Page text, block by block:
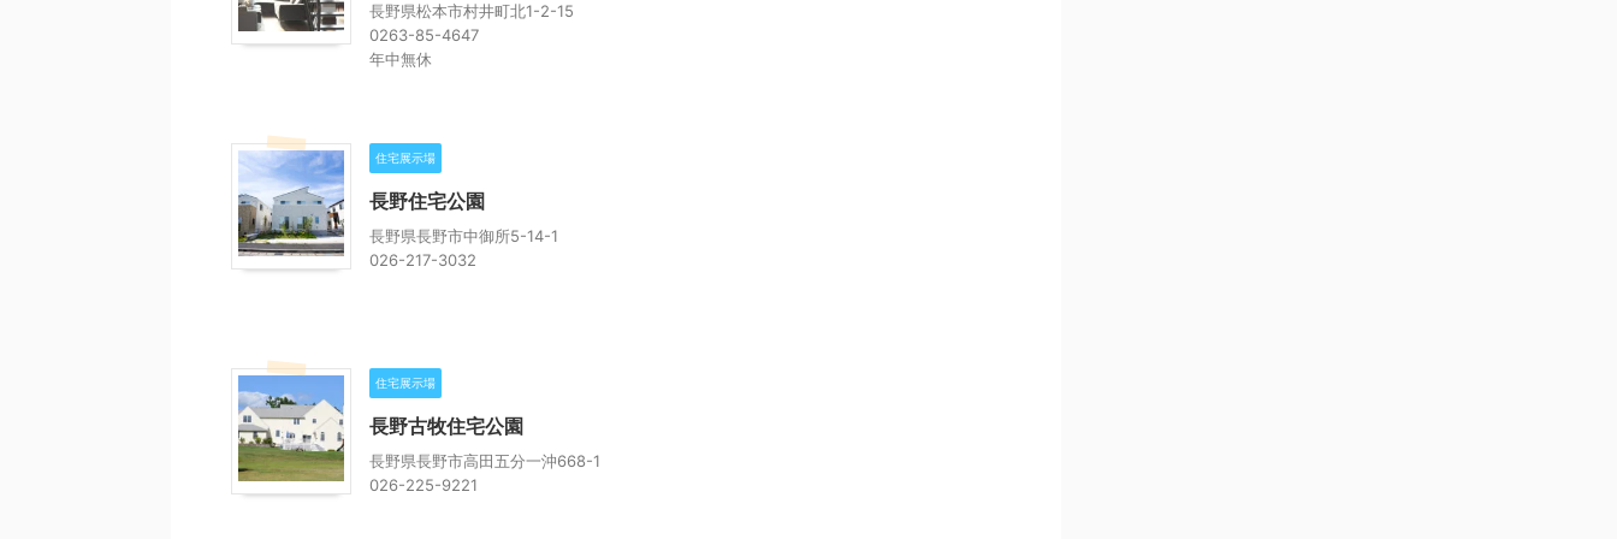
長野県松本市村井町北1-2-15
0263-85-4647
年中無休
住宅展示場
長野住宅公園
長野県長野市中御所5-14-1
026-217-3032
住宅展示場
長野古牧住宅公園
長野県長野市高田五分一沖668-1
026-225-9221